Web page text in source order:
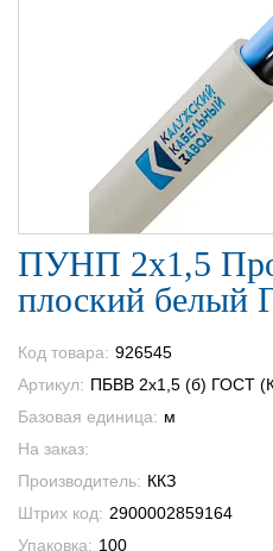
ПУНП 2х1,5
плоский
Код товара: 926545
Артикул: ПБВВ 2х1,5 (б) ГОСТ
Базовая единица: м
На заказ:
Производитель: ККЗ
Штрих код: 2900002859164
Упаковка: 100